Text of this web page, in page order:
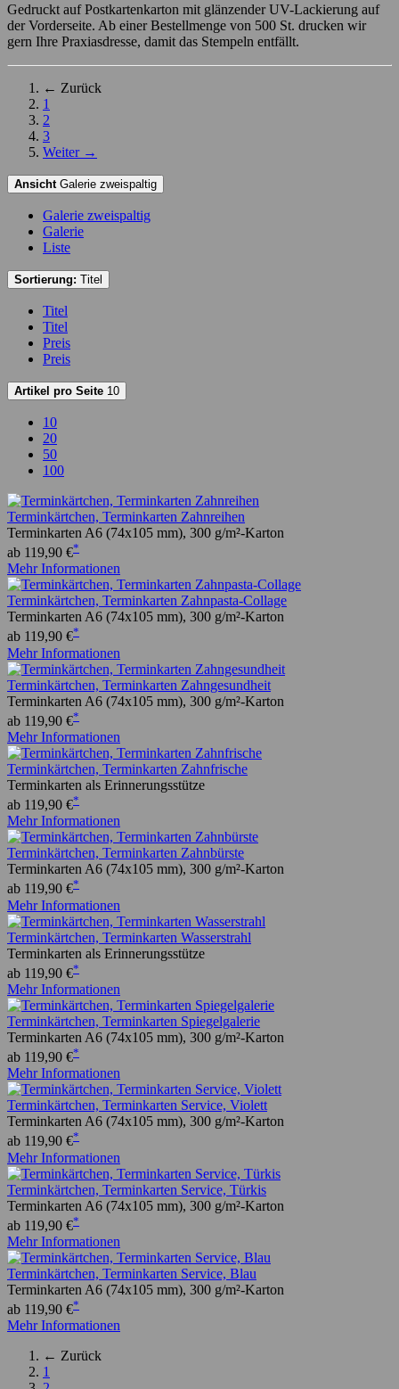
Gedruckt auf Postkartenkarton mit glänzender UV-Lackierung auf
der Vorderseite. Ab einer Bestellmenge von 500 St. drucken wir
gern Ihre Praxiasdresse, damit das Stempeln entfällt.
← Zurück
1
2
3
Weiter →
Ansicht Galerie zweispaltig
Galerie zweispaltig
Galerie
Liste
Sortierung: Titel
Titel
Titel
Preis
Preis
Artikel pro Seite 10
10
20
50
100
Terminkärtchen, Terminkarten Zahnreihen
Terminkarten A6 (74x105 mm), 300 g/m²-Karton
ab 119,90 €*
Mehr Informationen
Terminkärtchen, Terminkarten Zahnpasta-Collage
Terminkarten A6 (74x105 mm), 300 g/m²-Karton
ab 119,90 €*
Mehr Informationen
Terminkärtchen, Terminkarten Zahngesundheit
Terminkarten A6 (74x105 mm), 300 g/m²-Karton
ab 119,90 €*
Mehr Informationen
Terminkärtchen, Terminkarten Zahnfrische
Terminkarten als Erinnerungsstütze
ab 119,90 €*
Mehr Informationen
Terminkärtchen, Terminkarten Zahnbürste
Terminkarten A6 (74x105 mm), 300 g/m²-Karton
ab 119,90 €*
Mehr Informationen
Terminkärtchen, Terminkarten Wasserstrahl
Terminkarten als Erinnerungsstütze
ab 119,90 €*
Mehr Informationen
Terminkärtchen, Terminkarten Spiegelgalerie
Terminkarten A6 (74x105 mm), 300 g/m²-Karton
ab 119,90 €*
Mehr Informationen
Terminkärtchen, Terminkarten Service, Violett
Terminkarten A6 (74x105 mm), 300 g/m²-Karton
ab 119,90 €*
Mehr Informationen
Terminkärtchen, Terminkarten Service, Türkis
Terminkarten A6 (74x105 mm), 300 g/m²-Karton
ab 119,90 €*
Mehr Informationen
Terminkärtchen, Terminkarten Service, Blau
Terminkarten A6 (74x105 mm), 300 g/m²-Karton
ab 119,90 €*
Mehr Informationen
← Zurück
1